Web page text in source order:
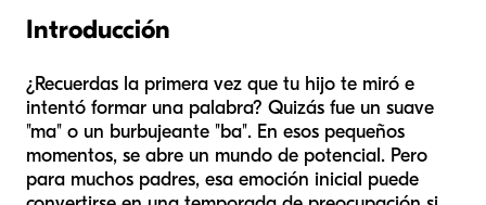
Introducción
¿Recuerdas la primera vez que tu hijo te miró e
intentó formar una palabra? Quizás fue un suave
"ma" o un burbujeante "ba". En esos pequeños
momentos, se abre un mundo de potencial. Pero
para muchos padres, esa emoción inicial puede